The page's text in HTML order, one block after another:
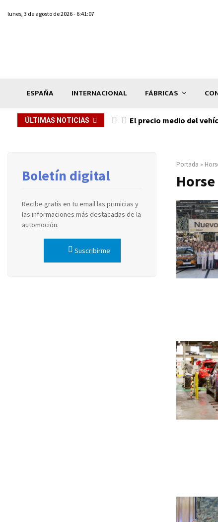
lunes, 3 de agosto de 2026 - 6:41:07
ESPAÑA INTERNACIONAL FÁBRICAS
ÚLTIMAS NOTICIAS El precio medio del
Portada »
Boletín digital
Recibe gratis en tu email las primicias y
las informaciones más destacadas de la
automoción.
Suscribirme